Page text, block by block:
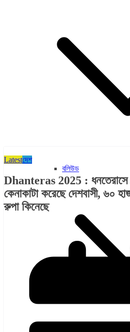
বলিউড
Latestদেশ
Dhanteras 2025 : ধনতেরাসে
কেনাকাটা করেছে দেশবাসী, ৬০
রুপা কিনেছে